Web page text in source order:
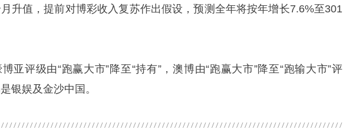
升值，提前对博彩收入复苏作出假设，预测全年将按年增长7.6%至301
亚评级由“跑赢大市”降至“持有”，澳博由“跑赢大市”降至“跑输大市”评
银娱及金沙中国。